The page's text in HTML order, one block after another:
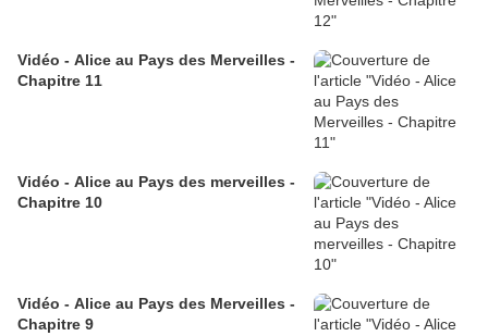
Vidéo - Alice au Pays des Merveilles -
Chapitre 11
Vidéo - Alice au Pays des merveilles -
Chapitre 10
Vidéo - Alice au Pays des Merveilles -
Chapitre 9